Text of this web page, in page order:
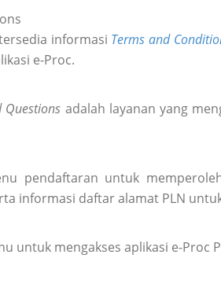
informasi Terms and
e-Proc.
Questions adalah layanan yang
pendaftaran untuk
informasi daftar alamat PLN
untuk mengakses aplikasi e-